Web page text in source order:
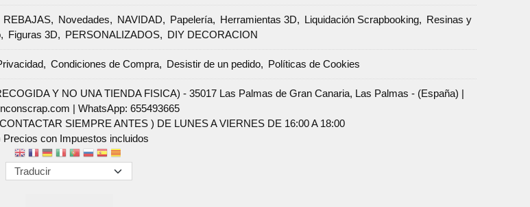
REBAJAS Novedades NAVIDAD Papelería Herramientas 3D Liquidación Scrapbooking
Resinas y
Figuras 3D PERSONALIZADOS DIY DECORACION
Condiciones de Compra Desistir de un pedido Políticas de Cookies
Y NO UNA TIENDA FISICA) - 35017 Las Palmas de Gran Canaria, Las Palmas - (España) |
|WhatsApp: 655493665
SIEMPRE ANTES ) DE LUNES A VIERNES DE 16:00 A 18:00
Precios con Impuestos incluidos